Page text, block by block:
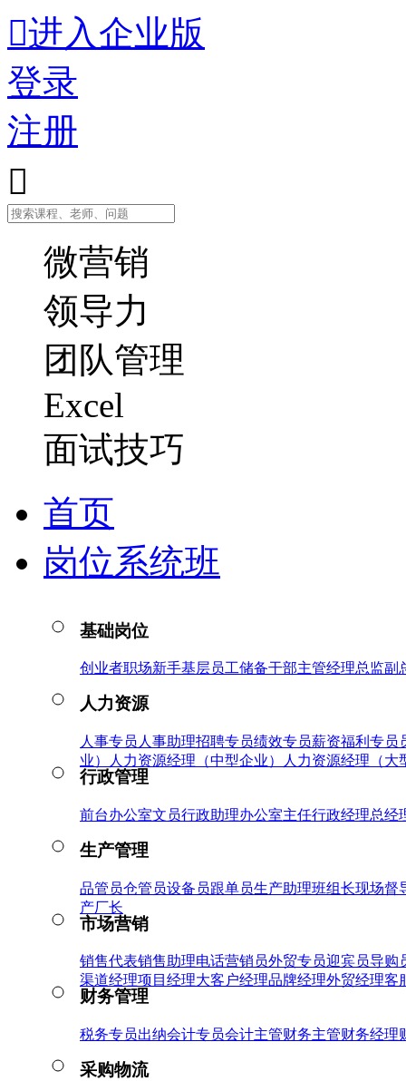
进入企业版
登录
注册

微营销
领导力
团队管理
Excel
面试技巧
首页
岗位系统班
基础岗位
创业者职场新手基层员工储备干部主管经理总监副
人力资源
人事专员 人事助理招聘专员绩效专员薪资福利专员
业）
人力资源经理（中型企业） 人力资源经理（大
行政管理
前台办公室文员行政助理办公室主任行政经理总经
生产管理
品管员仓管员设备员跟单员生产助理班组长现场督
产厂长
市场营销
销售代表销售助理电话营销员外贸专员迎宾员导购
渠道经理项目经理大客户经理品牌经理外贸经理客
财务管理
税务专员出纳会计专员会计主管财务主管财务经理
采购物流